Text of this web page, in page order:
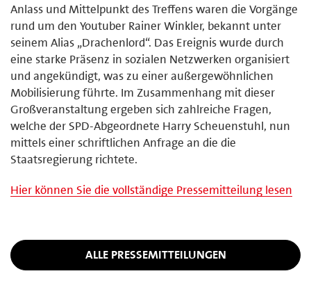
Anlass und Mittelpunkt des Treffens waren die Vorgänge
rund um den Youtuber Rainer Winkler, bekannt unter
seinem Alias „Drachenlord“. Das Ereignis wurde durch
eine starke Präsenz in sozialen Netzwerken organisiert
und angekündigt, was zu einer außergewöhnlichen
Mobilisierung führte. Im Zusammenhang mit dieser
Großveranstaltung ergeben sich zahlreiche Fragen,
welche der SPD-Abgeordnete Harry Scheuenstuhl, nun
mittels einer schriftlichen Anfrage an die die
Staatsregierung richtete.
Hier können Sie die vollständige Pressemitteilung lesen
ALLE PRESSEMITTEILUNGEN